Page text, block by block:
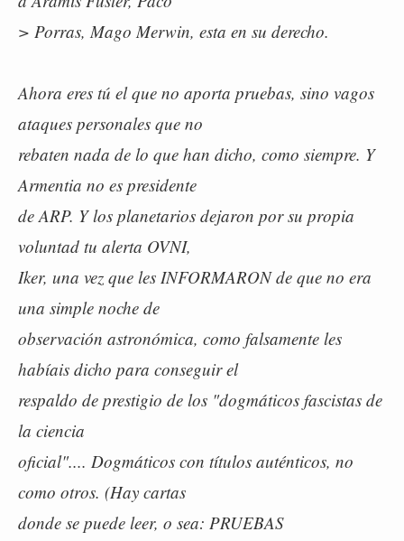
> Porras, Mago Merwin, esta en su derecho.
Ahora eres tú el que no aporta pruebas, sino vagos
ataques personales que no
rebaten nada de lo que han dicho, como siempre. Y
Armentia no es presidente
de ARP. Y los planetarios dejaron por su propia
voluntad tu alerta OVNI,
Iker, una vez que les INFORMARON de que no era
una simple noche de
observación astronómica, como falsamente les
habíais dicho para conseguir el
respaldo de prestigio de los "dogmáticos fascistas de
la ciencia
oficial".... Dogmáticos con títulos auténticos, no
como otros. (Hay cartas
donde se puede leer, o sea: PRUEBAS